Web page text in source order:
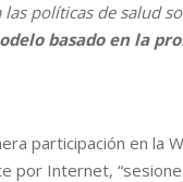
políticas de salud
basado en la
participación en la
por Internet,